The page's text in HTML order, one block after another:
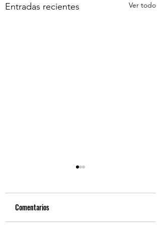
Entradas recientes Ver todo
Comentarios